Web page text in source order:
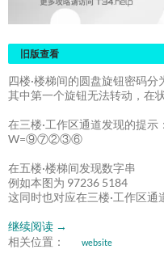
旧版查看
四楼·楼梯间的圆盘旋钮密码分
其中第一个旋钮无法转动，在
在三楼·工作区通道发现的提示：
W=⑨⑦②③⑥
在五楼·楼梯间发现数字串
例如本图为 97236 5184
这同时也对应在三楼·工作区通
继续阅读 →
相关位置：
website